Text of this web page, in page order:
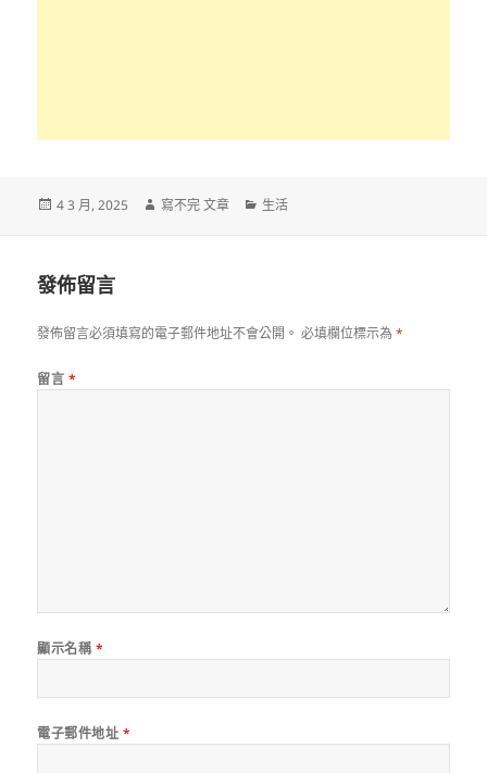
發
4 3 月, 2025
作
寫不完 文章
分
生活
發佈留言
發佈留言必須填寫的電子郵件地址不會公開。 必填欄位標示為*
留言 *
顯示名稱 *
電子郵件地址 *